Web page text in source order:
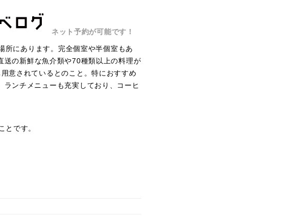
ネット予約が可能です！
にあります。完全個室や半個室もあ
送の新鮮な魚介類や70種類以上の料理が
意されているとのこと。特におすすめ
ンチメニューも充実しており、コーヒ
とです。